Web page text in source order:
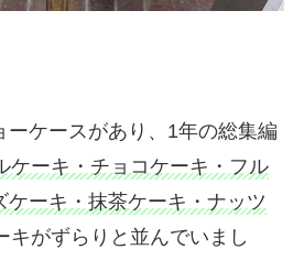
ーケースがあり、1年の総集編
ケーキ・チョコケーキ・フル
ケーキ・抹茶ケーキ・ナッツ
キがずらりと並んでいまし